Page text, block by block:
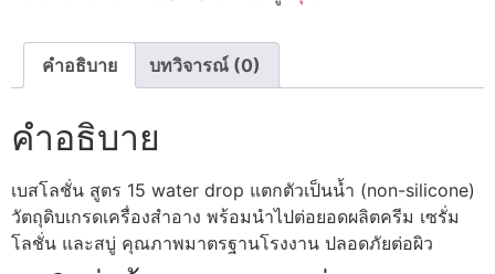
คำอธิบาย บทวิจารณ์ (0)
คำอธิบาย
เบสโลชั่น สูตร 15 water drop แตกตัวเป็นน้ำ (non-silicone)
วัตถุดิบเกรดเครื่องสำอาง พร้อมนำไปต่อยอดผลิตครีม เซรั่ม
โลชั่น และสบู่ คุณภาพมาตรฐานโรงงาน ปลอดภัยต่อผิว